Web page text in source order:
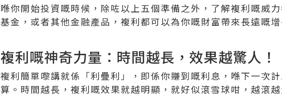
喺你開始投資嘅時候，除咗以上五個準備之外，了解複利嘅威
基金，或者其他金融產品，複利都可以為你嘅財富帶來長遠嘅增
複利嘅神奇力量：時間越長，效果越驚人！
複利簡單嚟講就係「利疊利」，即係你賺到嘅利息，喺下一次
算。時間越長，複利嘅效果就越明顯，就好似滾雪球咁，越滾越